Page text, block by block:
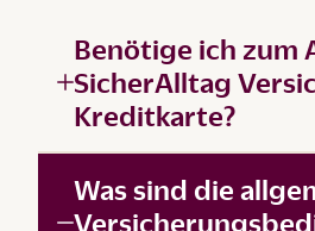
Benötige ich zum
SicherAlltag
Kreditkarte?
Was sind die